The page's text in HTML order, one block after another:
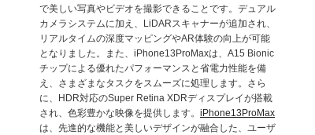
で美しい写真やビデオを撮影できることです。デュアル
カメラシステムに加え、LiDARスキャナーが追加され、
リアルタイムの深度マッピングやAR体験の向上が可能
となりました。また、iPhone13ProMaxは、A15 Bionic
チップによる優れたパフォーマンスと省電力性能を備
え、さまざまなタスクをスムーズに処理します。さら
に、HDR対応のSuper Retina XDRディスプレイが搭載
され、色彩豊かな映像を提供します。 iPhone13ProMax
は、先進的な機能と美しいデザインが融合した、ユーザ